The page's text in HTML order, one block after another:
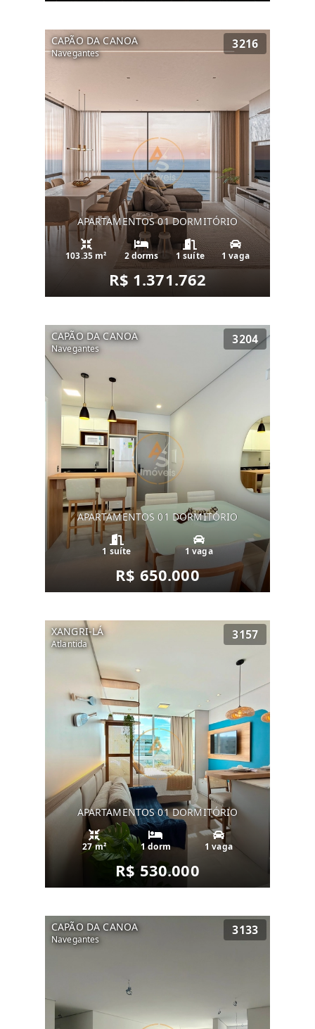
CAPÃO DA CANOA
Navegantes
3216
APARTAMENTOS 01 DORMITÓRIO
103.35 m² 2 dorms 1 suíte 1 vaga
R$ 1.371.762
CAPÃO DA CANOA
Navegantes
3204
APARTAMENTOS 01 DORMITÓRIO
1 suíte 1 vaga
R$ 650.000
XANGRI-LÁ
Atlantida
3157
APARTAMENTOS 01 DORMITÓRIO
27 m² 1 dorm 1 vaga
R$ 530.000
CAPÃO DA CANOA
Navegantes
3133